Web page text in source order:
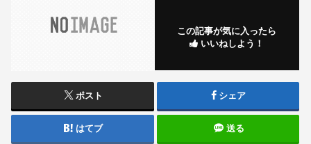
この記事が気に入ったら
いいねしよう！
ポスト シェア
はてブ 送る